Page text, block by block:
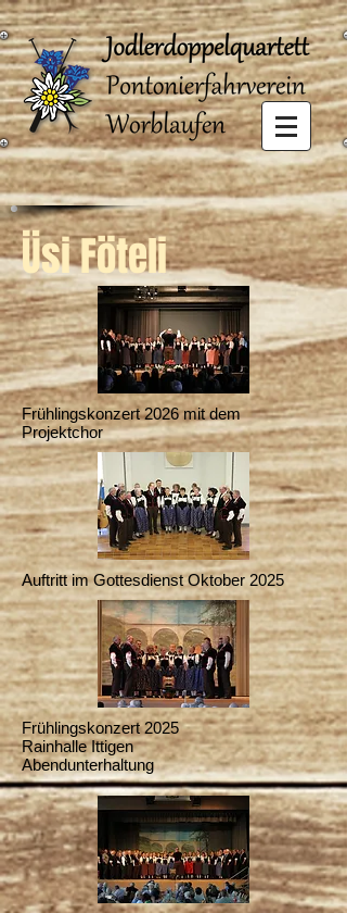
Üsi Föteli
Frühlingskonzert 2026 mit dem
Projektchor
Auftritt im Gottesdienst Oktober 2025
Frühlingskonzert 2025
Rainhalle Ittigen
Abendunterhaltung